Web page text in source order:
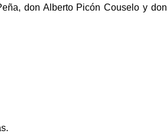
don Alberto Picón Couselo y don